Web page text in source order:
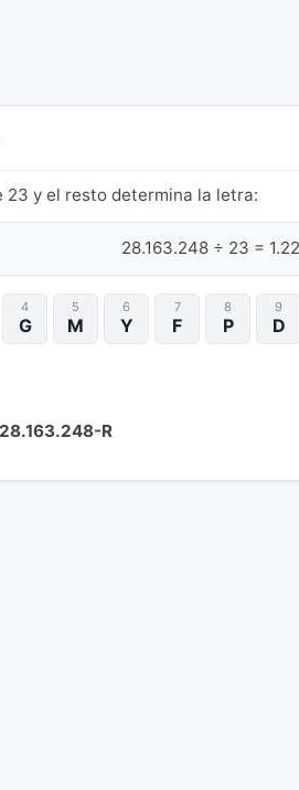
23 y el resto determina la letra:
28.163.248 ÷ 23 =
4
G
5
M
6
Y
7
F
8
P
9
D
28.163.248-R